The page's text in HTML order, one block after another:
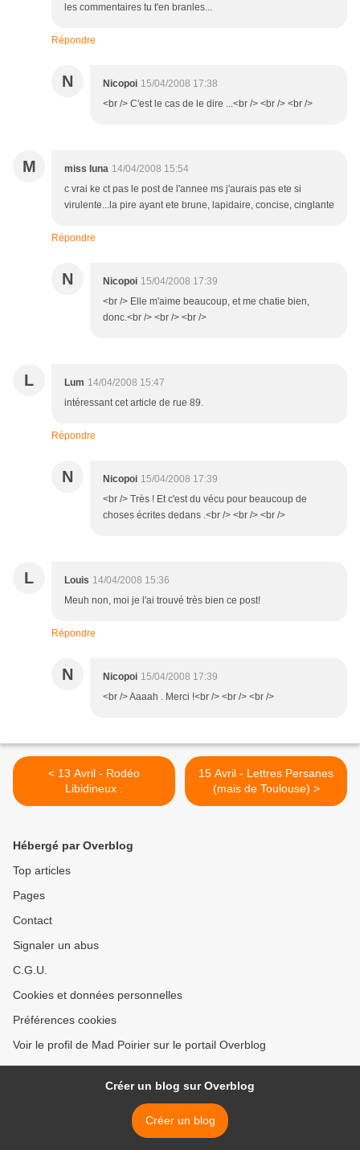
les commentaires tu t'en branles...
Répondre
N Nicopoi 15/04/2008 17:38
<br /> C'est le cas de le dire ...<br /> <br /> <br />
M miss luna 14/04/2008 15:54
c vrai ke ct pas le post de l'annee ms j'aurais pas ete si
virulente...la pire ayant ete brune, lapidaire, concise, cinglante
Répondre
N Nicopoi 15/04/2008 17:39
<br /> Elle m'aime beaucoup, et me chatie bien,
donc.<br /> <br /> <br />
L Lum 14/04/2008 15:47
intéressant cet article de rue 89.
Répondre
N Nicopoi 15/04/2008 17:39
<br /> Très ! Et c'est du vécu pour beaucoup de
choses écrites dedans .<br /> <br /> <br />
L Louis 14/04/2008 15:36
Meuh non, moi je l'ai trouvé très bien ce post!
Répondre
N Nicopoi 15/04/2008 17:39
<br /> Aaaah . Merci !<br /> <br /> <br />
< 13 Avril - Rodéo
Libidineux .
15 Avril - Lettres Persanes
(mais de Toulouse) >
Hébergé par Overblog
Top articles
Pages
Contact
Signaler un abus
C.G.U.
Cookies et données personnelles
Préférences cookies
Voir le profil de Mad Poirier sur le portail Overblog
Créer un blog sur Overblog
Créer un blog